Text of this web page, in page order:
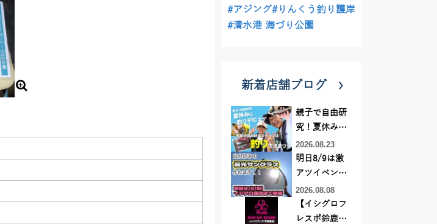
#アジング#りんくう釣り護岸
#清水港 海づり公園
新着店舗ブログ
親子で自由研
究！夏休みに
釣りデビュー
2026.08.23
明日8/9は激
アツイベント
日！！！～オ
ーダー偏光グ
ラス受注会～
2026.08.08
【イシグロフ
レスポ鈴鹿